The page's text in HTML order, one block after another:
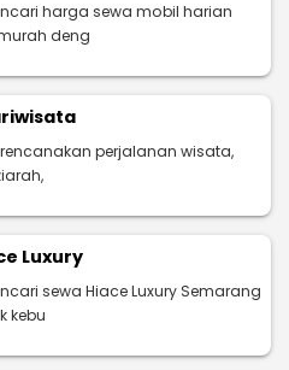
harga sewa mobil harian
deng
perjalanan wisata,
Luxury
sewa Hiace Luxury Semarang
kebu